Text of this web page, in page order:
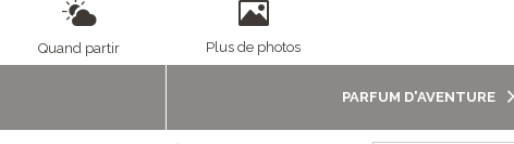
Quand partir Plus de photos
PARFUM D'AVENTURE